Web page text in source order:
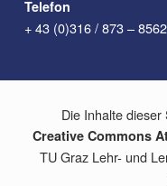
Telefon
+ 43 (0)316 / 873 – 8562
Die Inhalte
Creative Commons
TU Graz Lehr- und